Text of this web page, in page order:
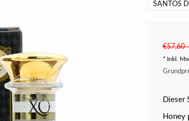
SANTOS
* Inkl.
Dieser
Honey